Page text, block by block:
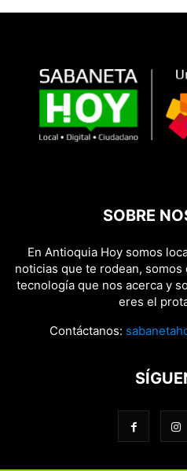
SOBRE
En Antioquia Hoy somos
noticias que te rodean,
tecnología que nos acerca y
eres el
Contáctanos: